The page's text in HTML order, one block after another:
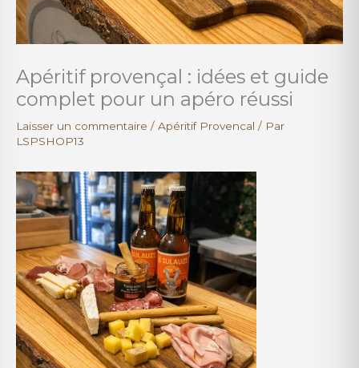
Apéritif provençal : idées et guide
complet pour un apéro réussi
Laisser un commentaire / Apéritif Provencal / Par
LSPSHOP13